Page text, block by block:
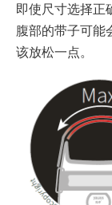
即使尺寸选择正
腹部的带子可能
该放松一点。